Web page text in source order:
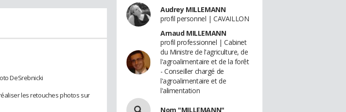
DeSrebnicki
les retouches photos sur
Audrey MILLEMANN
profil personnel | CAVAILLON
Arnaud MILLEMANN
profil professionnel | Cabinet
du Ministre de l'agriculture, de
l'agroalimentaire et de la forêt
- Conseiller chargé de
l'agroalimentaire et de
l'alimentation
Nom "MILLEMANN"